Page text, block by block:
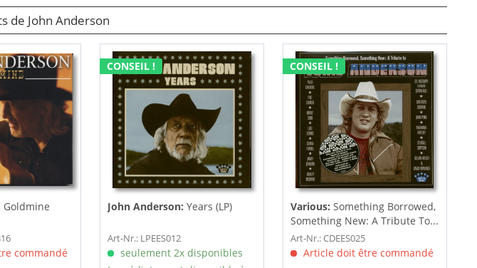
de John Anderson
Goldmine
commandé
CONSEIL !
John Anderson: Years (LP)
Art-Nr.: LPEES012
seulement 2x disponibles
CONSEIL !
Various: Something Borrowed,
Something New: A Tribute To...
Art-Nr.: CDEES025
Article doit être commandé